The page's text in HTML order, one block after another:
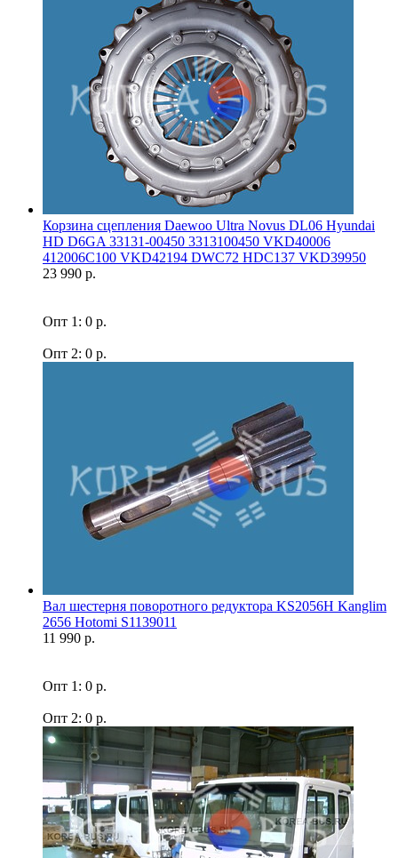
Корзина сцепления Daewoo Ultra Novus DL06 Hyundai
HD D6GA 33131-00450 3313100450 VKD40006
412006C100 VKD42194 DWC72 HDC137 VKD39950
23 990 р.
Опт 1: 0 р.
Опт 2: 0 р.
Вал шестерня поворотного редуктора KS2056H Kanglim
2656 Hotomi S1139011
11 990 р.
Опт 1: 0 р.
Опт 2: 0 р.